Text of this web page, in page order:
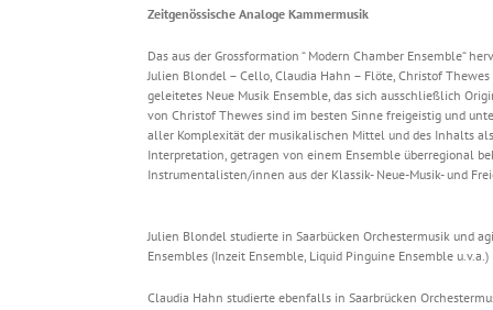
Zeitgenössische Analoge Kammermusik
Das aus der Grossformation “ Modern Chamber Ensemble“
Julien Blondel – Cello, Claudia Hahn – Flöte, Christof
geleitetes Neue Musik Ensemble, das sich ausschließlich
von Christof Thewes sind im besten Sinne freigeistig und
aller Komplexität der musikalischen Mittel und des Inhalts
Interpretation, getragen von einem Ensemble überregional
Instrumentalisten/innen aus der Klassik- Neue-Musik- und
Julien Blondel studierte in Saarbücken Orchestermusik und
Ensembles (Inzeit Ensemble, Liquid Pinguine Ensemble
Claudia Hahn studierte ebenfalls in Saarbrücken